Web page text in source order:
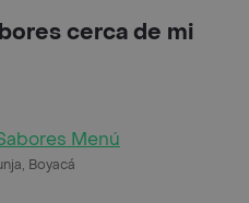
cerca de mi
Menú
Boyacá